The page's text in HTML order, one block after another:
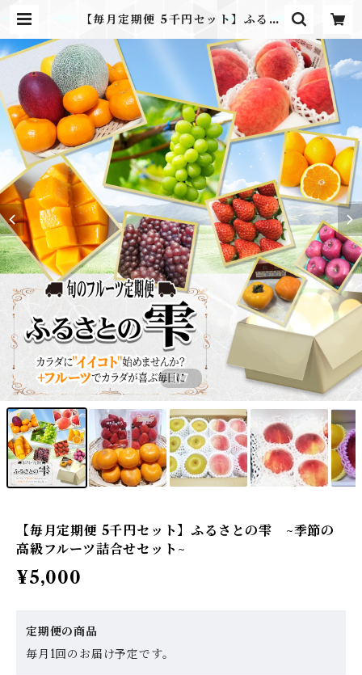
【毎月定期便 5千円セット】ふるさ
せセット~ | ふるさとのかほり
1/7
【毎月定期便 5千円セット】ふるさとの雫 ~季節の
高級フルーツ詰合せセット~
¥5,000
定期便の商品
毎月1回のお届け予定です。